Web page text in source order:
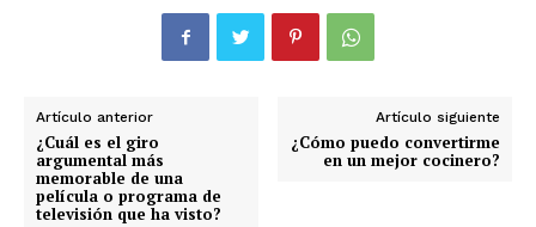
Artículo anterior
¿Cuál es el giro
argumental más
memorable de una
película o programa de
televisión que ha visto?
Artículo siguiente
¿Cómo puedo convertirme
en un mejor cocinero?